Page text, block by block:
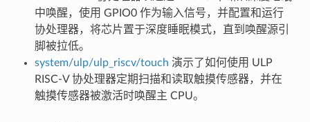
中唤醒，使用 GPIO0 作为输入信号，并配置和运行
协处理器，将芯片置于深度睡眠模式，直到唤醒源引
脚被拉低。
system/ulp/ulp_riscv/touch 演示了如何使用 ULP
RISC-V 协处理器定期扫描和读取触摸传感器，并在
触摸传感器被激活时唤醒主 CPU。